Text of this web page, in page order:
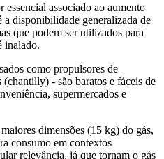
associado ao aumento
disponibilidade generalizada de
que podem ser utilizados para
inalado.
como propulsores de
(chantilly) - são baratos e fáceis de
supermercados e
dimensões (15 kg) do gás,
consumo em contextos
relevância, já que tornam o gás